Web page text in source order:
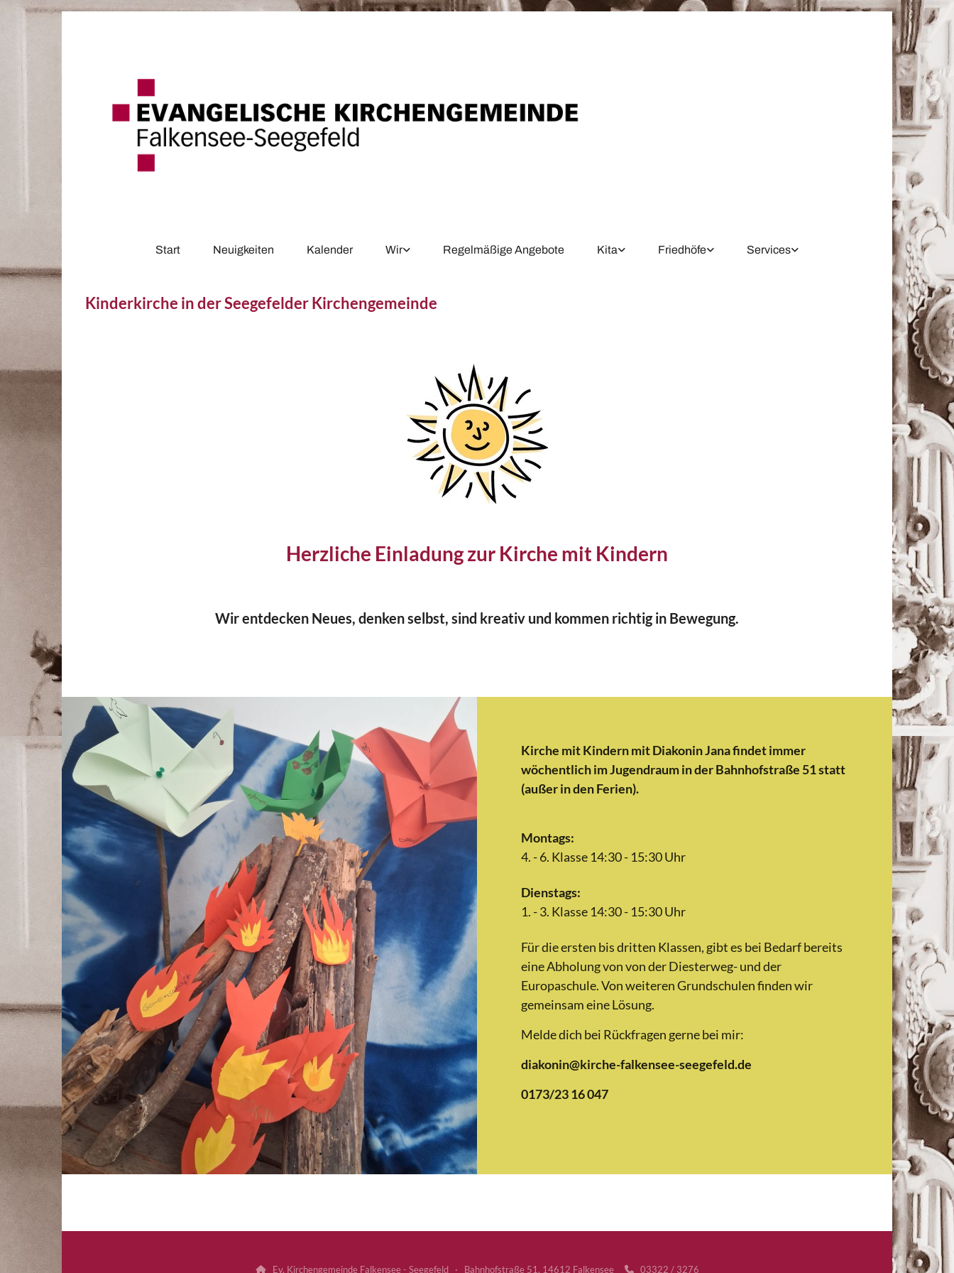
Start Neuigkeiten Kalender Wir Regelmäßige Angebote Kita Friedhöfe Services
Kinderkirche in der Seegefelder Kirchengemeinde
Herzliche Einladung zur Kirche mit Kindern
Wir entdecken Neues, denken selbst, sind kreativ und kommen richtig in Bewegung.
Kirche mit Kindern mit Diakonin Jana findet immer
wöchentlich im Jugendraum in der Bahnhofstraße 51 statt
(außer in den Ferien).
Montags:
4. - 6. Klasse 14:30 - 15:30 Uhr
Dienstags:
1. - 3. Klasse 14:30 - 15:30 Uhr
Für die ersten bis dritten Klassen, gibt es bei Bedarf bereits
eine Abholung von von der Diesterweg- und der
Europaschule. Von weiteren Grundschulen finden wir
gemeinsam eine Lösung.
Melde dich bei Rückfragen gerne bei mir:
diakonin@kirche-falkensee-seegefeld.de
0173/23 16 047
Ev. Kirchengemeinde Falkensee - Seegefeld · Bahnhofstraße 51, 14612 Falkensee 03322 / 3276